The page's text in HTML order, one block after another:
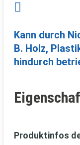

Kann durch
B. Holz,
hindurch
Produktinfos